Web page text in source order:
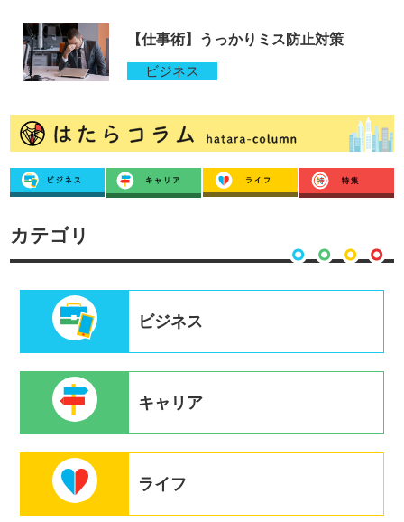
【仕事術】うっかりミス防止対策
ビジネス
カテゴリ
ビジネス
キャリア
ライフ